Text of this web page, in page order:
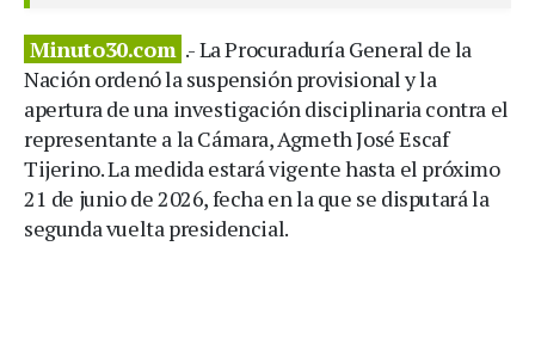
Minuto30.com .- La Procuraduría General de la
Nación ordenó la suspensión provisional y la
apertura de una investigación disciplinaria contra el
representante a la Cámara, Agmeth José Escaf
Tijerino. La medida estará vigente hasta el próximo
21 de junio de 2026, fecha en la que se disputará la
segunda vuelta presidencial.